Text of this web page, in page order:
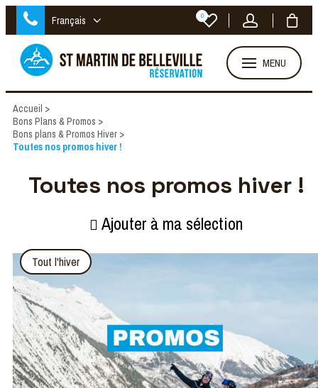
Français 0
MENU
Accueil >
Bons Plans & Promos >
Bons plans & Promos Hiver >
Toutes nos promos hiver !
Toutes nos promos hiver !
Ajouter à ma sélection
Tout l'hiver